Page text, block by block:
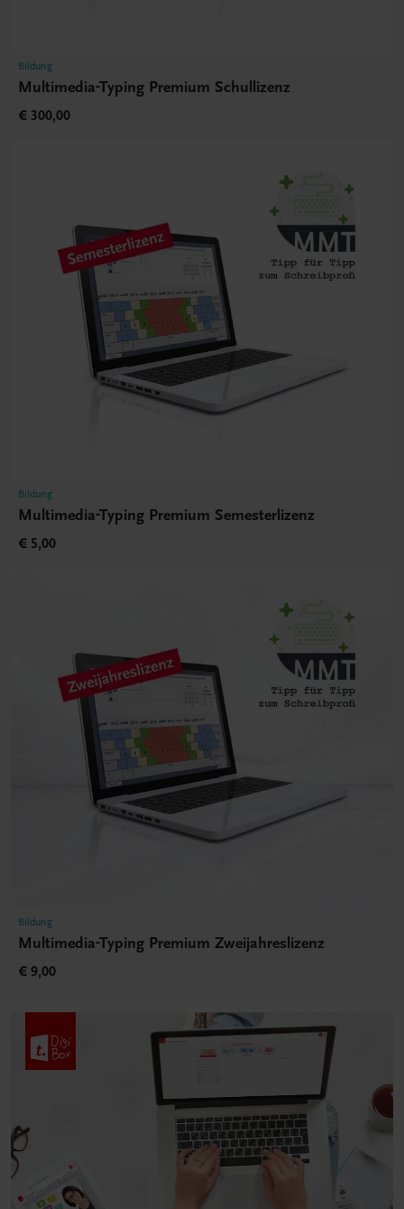
Bildung
Multimedia-Typing Premium Schullizenz
€ 300,00
Bildung
Multimedia-Typing Premium Semesterlizenz
€ 5,00
Bildung
Multimedia-Typing Premium Zweijahreslizenz
€ 9,00